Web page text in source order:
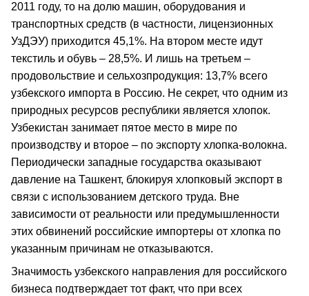
2011 году, то на долю машин, оборудования и
транспортных средств (в частности, лицензионных
УзДЭУ) приходится 45,1%. На втором месте идут
текстиль и обувь – 28,5%. И лишь на третьем –
продовольствие и сельхозпродукция: 13,7% всего
узбекского импорта в Россию. Не секрет, что одним из
природных ресурсов республики является хлопок.
Узбекистан занимает пятое место в мире по
производству и второе – по экспорту хлопка-волокна.
Периодически западные государства оказывают
давление на Ташкент, блокируя хлопковый экспорт в
связи с использованием детского труда. Вне
зависимости от реальности или предумышленности
этих обвинений российские импортеры от хлопка по
указанным причинам не отказываются.
Значимость узбекского направления для российского
бизнеса подтверждает тот факт, что при всех